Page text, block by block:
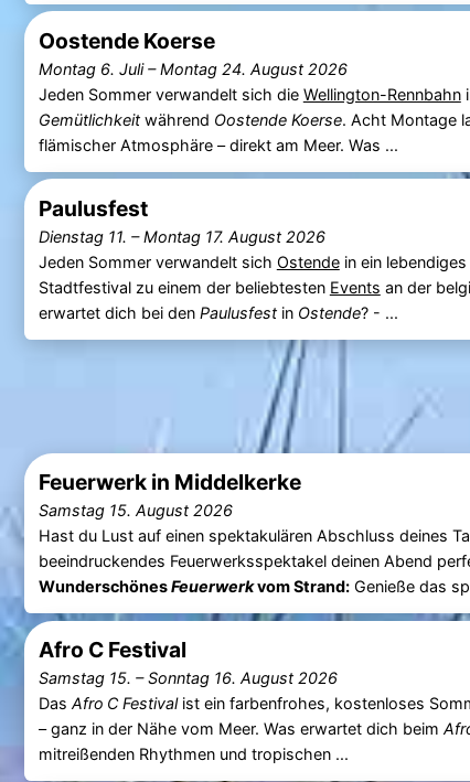
Oostende Koerse
Montag 6. Juli–Montag 24. August 2026
Jeden Sommer verwandelt sich die Wellington-Rennbahn
Gemütlichkeitwährend Oostende Koerse. Acht Montage
flämischer Atmosphäre – direkt am Meer. Was ...
Paulusfest
Dienstag 11. –Montag 17. August 2026
Jeden Sommer verwandelt sich Ostendein ein
Stadtfestival zu einem der beliebtesten Events an der
erwartet dich bei den Paulusfestin Ostende? - ...
Feuerwerk in Middelkerke
Samstag 15. August 2026
Hast du Lust auf einen spektakulären Abschluss deines
beeindruckendes Feuerwerksspektakel deinen Abend
WunderschönesFeuerwerkvom Strand:Genieße das
Afro C Festival
Samstag 15. –Sonntag 16. August 2026
Das Afro C Festivalist ein farbenfrohes, kostenloses
– ganz in der Nähe vom Meer. Was erwartet dich beim
mitreißenden Rhythmen und tropischen ...